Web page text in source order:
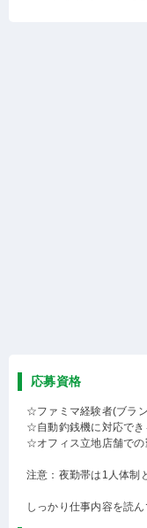
応募資格
☆ファミマ経験者(ブラン
☆自動釣銭機に対応でき
☆オフィス立地店舗での
注意：夜勤帯は1人体制
しっかり仕事内容を読